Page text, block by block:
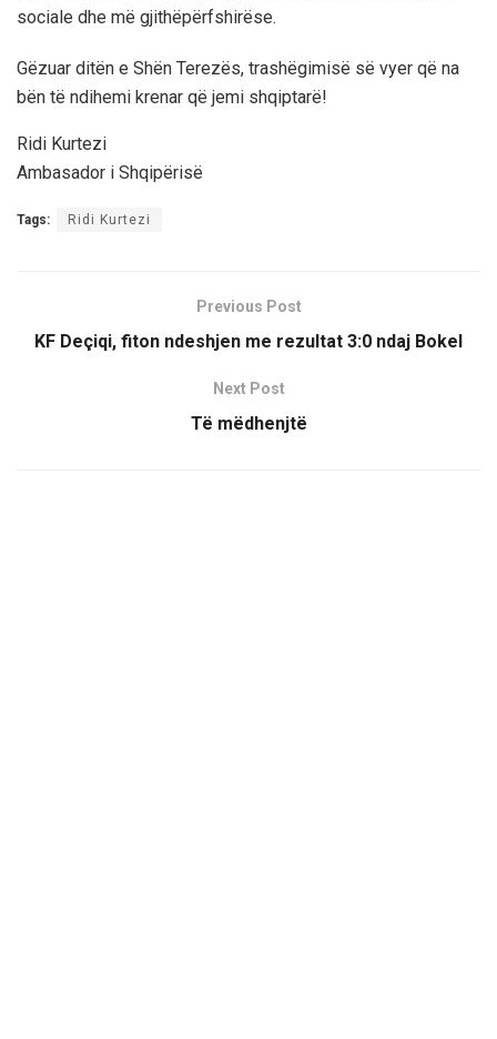
sociale dhe më gjithëpërfshirëse.
Gëzuar ditën e Shën Terezës, trashëgimisë së vyer që na
bën të ndihemi krenar që jemi shqiptarë!
Ridi Kurtezi
Ambasador i Shqipërisë
Tags: Ridi Kurtezi
Previous Post
KF Deçiqi, fiton ndeshjen me rezultat 3:0 ndaj Bokel
Next Post
Të mëdhenjtë